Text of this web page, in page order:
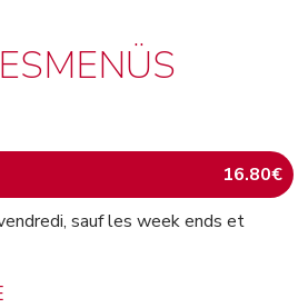
16.80€
sauf les week ends et